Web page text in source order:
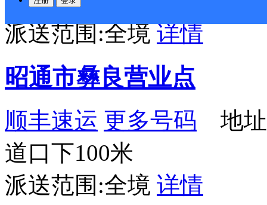
派送范围:全境 详情
昭通市彝良营业点
顺丰速运 更多号码 地址
道口下100米
派送范围:全境 详情